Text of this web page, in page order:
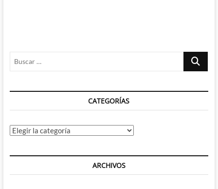
Buscar
CATEGORÍAS
Categorías
ARCHIVOS